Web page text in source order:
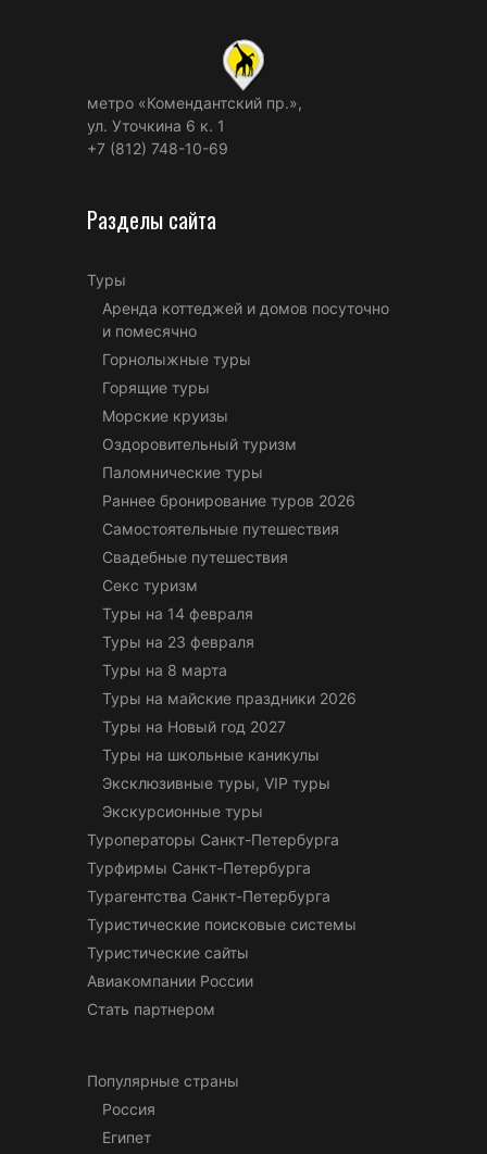
метро «Комендантский пр.»,
ул. Уточкина 6 к. 1
+7 (812) 748-10-69
Разделы сайта
Туры
Аренда коттеджей и домов посуточно
и помесячно
Горнолыжные туры
Горящие туры
Морские круизы
Оздоровительный туризм
Паломнические туры
Раннее бронирование туров 2026
Самостоятельные путешествия
Свадебные путешествия
Секс туризм
Туры на 14 февраля
Туры на 23 февраля
Туры на 8 марта
Туры на майские праздники 2026
Туры на Новый год 2027
Туры на школьные каникулы
Эксклюзивные туры, VIP туры
Экскурсионные туры
Туроператоры Санкт-Петербурга
Турфирмы Санкт-Петербурга
Турагентства Санкт-Петербурга
Туристические поисковые системы
Туристические сайты
Авиакомпании России
Стать партнером
Популярные страны
Россия
Египет